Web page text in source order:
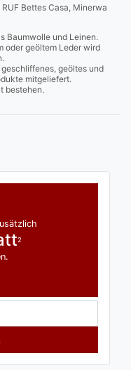
Bettes Casa, Minerwa
Baumwolle und Leinen.
oder geöltem Leder wird
geöltes und
mitgeliefert.
bestehen.
2